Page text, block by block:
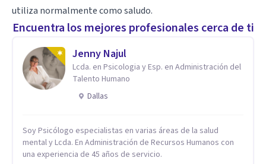
utiliza normalmente como saludo.
Encuentra los mejores profesionales cerca de ti
Jenny Najul
Lcda. en Psicologia y Esp. en Administración del
Talento Humano
Dallas
Soy Psicólogo especialistas en varias áreas de la salud
mental y Lcda. En Administración de Recursos Humanos con
una experiencia de 45 años de servicio.